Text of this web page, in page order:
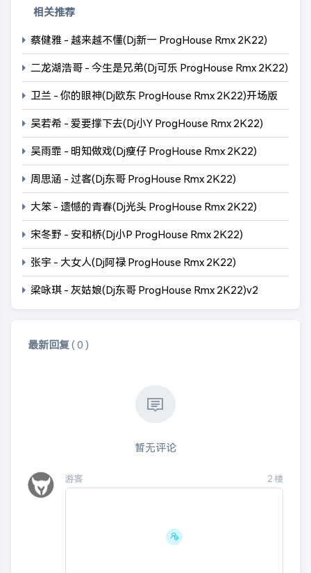
相关推荐
蔡健雅 - 越来越不懂(Dj新一 ProgHouse Rmx 2K22)
二龙湖浩哥 - 今生是兄弟(Dj可乐 ProgHouse Rmx 2K22)
卫兰 - 你的眼神(Dj欧东 ProgHouse Rmx 2K22)开场版
吴若希 - 爱要撑下去(Dj小Y ProgHouse Rmx 2K22)
吴雨霏 - 明知做戏(Dj瘦仔 ProgHouse Rmx 2K22)
周思涵 - 过客(Dj东哥 ProgHouse Rmx 2K22)
大笨 - 遗憾的青春(Dj光头 ProgHouse Rmx 2K22)
宋冬野 - 安和桥(Dj小P ProgHouse Rmx 2K22)
张宇 - 大女人(Dj阿禄 ProgHouse Rmx 2K22)
梁咏琪 - 灰姑娘(Dj东哥 ProgHouse Rmx 2K22)v2
最新回复(0)
暂无评论
游客 2 楼